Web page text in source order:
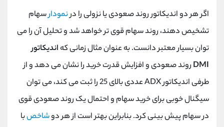
اگر هر دو اندیکاتور روند صعودی یا نزولی را درنمودارسهام
تشخیص دهند، روند سهام قوی تر خواهد شد و تحلیل آن را می
توان بسیار معتبر دانست. به عنوان مثال زمانی که اندیکاتور
DMI روند صعودی و افزایش قدرت خرید را نشان می دهد و از
طرفی اندیکاتور ADX عددی بالای 25 را ثبت می کند، می توان
سیگنال خوبی برای خرید سهام و احتمال یک روند صعودی قوی
در سهام پیش بینی کرد. بنابراین بهتر است از هر دوشاخصبا